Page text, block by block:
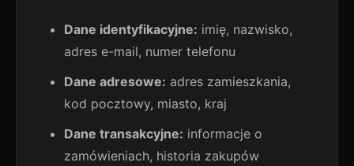
Dane identyfikacyjne: imię, nazwisko,
adres e-mail, numer telefonu
Dane adresowe: adres zamieszkania,
kod pocztowy, miasto, kraj
Dane transakcyjne: informacje o
zamówieniach, historia zakupów